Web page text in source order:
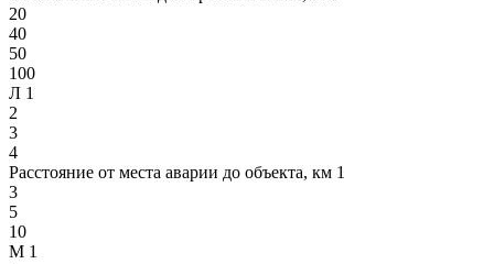
20
40
50
100
Л 1
2
3
4
Расстояние от места аварии до объекта, км 1
3
5
10
М 1